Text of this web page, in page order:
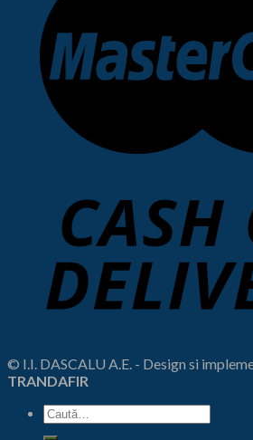
© I.I. DASCALU A.E. - Design si
TRANDAFIR
Caută